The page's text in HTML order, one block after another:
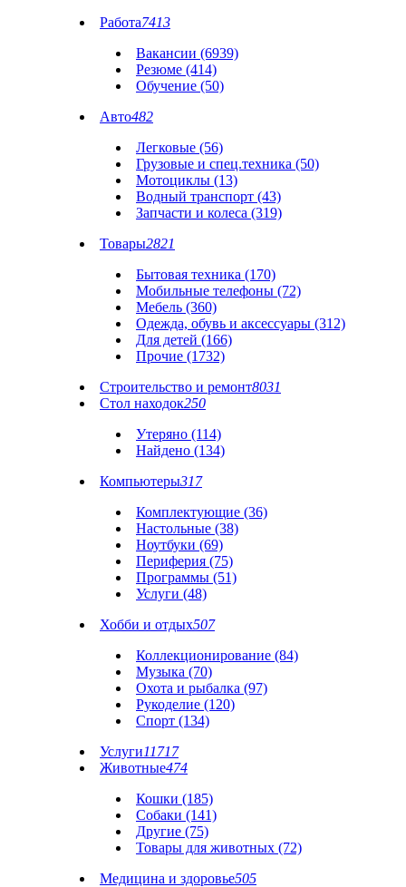
Работа7413
Вакансии (6939)
Резюме (414)
Обучение (50)
Авто482
Легковые (56)
Грузовые и спец.техника (50)
Мотоциклы (13)
Водный транспорт (43)
Запчасти и колеса (319)
Товары2821
Бытовая техника (170)
Мобильные телефоны (72)
Мебель (360)
Одежда, обувь и аксессуары (312)
Для детей (166)
Прочие (1732)
Строительство и ремонт8031
Стол находок250
Утеряно (114)
Найдено (134)
Компьютеры317
Комплектующие (36)
Настольные (38)
Ноутбуки (69)
Периферия (75)
Программы (51)
Услуги (48)
Хобби и отдых507
Коллекционирование (84)
Музыка (70)
Охота и рыбалка (97)
Рукоделие (120)
Спорт (134)
Услуги11717
Животные474
Кошки (185)
Собаки (141)
Другие (75)
Товары для животных (72)
Медицина и здоровье505